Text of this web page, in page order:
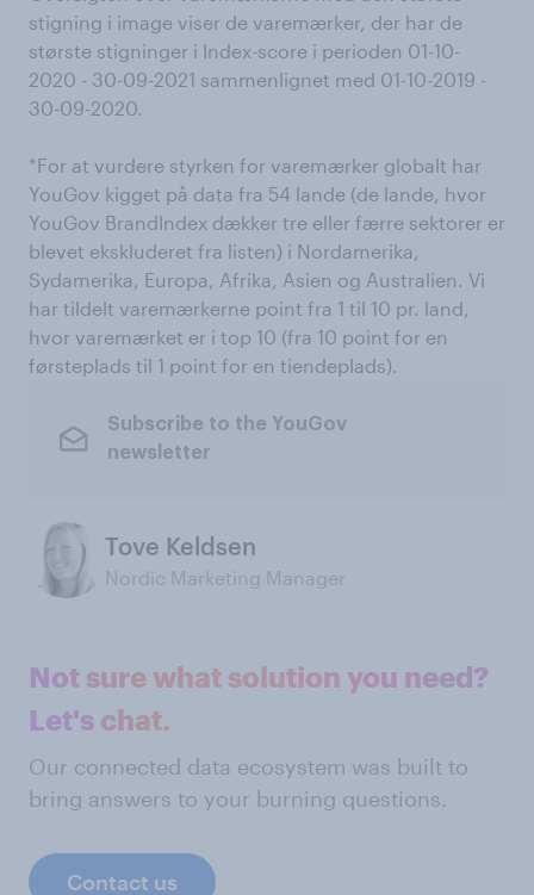
stigning i image viser de varemærker, der har de
største stigninger i Index-score i perioden 01-10-
2020 - 30-09-2021 sammenlignet med 01-10-2019 -
30-09-2020.
*For at vurdere styrken for varemærker globalt har
YouGov kigget på data fra 54 lande (de lande, hvor
YouGov BrandIndex dækker tre eller færre sektorer er
blevet ekskluderet fra listen) i Nordamerika,
Sydamerika, Europa, Afrika, Asien og Australien. Vi
har tildelt varemærkerne point fra 1 til 10 pr. land,
hvor varemærket er i top 10 (fra 10 point for en
førsteplads til 1 point for en tiendeplads).
Subscribe to the YouGov
newsletter
Tove Keldsen
Nordic Marketing Manager
Not sure what solution you need?
Let's chat.
Our connected data ecosystem was built to
bring answers to your burning questions.
Contact us